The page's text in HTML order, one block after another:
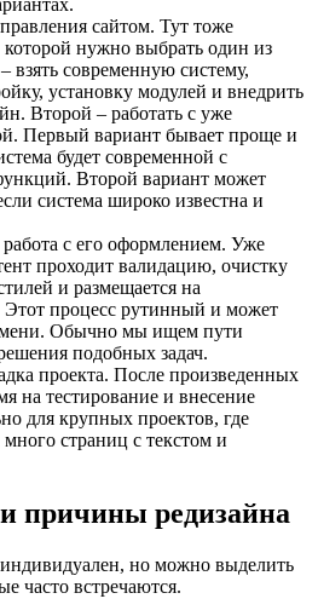
сайтом. Тут тоже
которой нужно выбрать один из
взять современную систему,
установку модулей и внедрить
Второй – работать с уже
Первый вариант бывает проще и
будет современной с
Второй вариант может
система широко известна и
с его оформлением. Уже
проходит валидацию, очистку
и размещается на
Этот процесс рутинный и может
Обычно мы ищем пути
подобных задач.
проекта. После произведенных
на тестирование и внесение
для крупных проектов, где
страниц с текстом и
причины редизайна
но можно выделить
часто встречаются.